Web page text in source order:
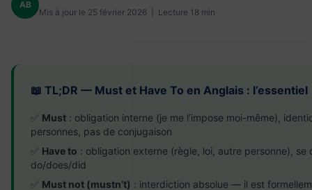
AB
Mis à jour le 25 février 2026 | Lecture 18 min
📖 TL;DR — Must et Have To en Anglais : l’essentiel
✅ Must : obligation interne (je me l’impose moi-même),
personnes, pas de conjugaison
✅ Have to : obligation externe (règle, loi, autre personne), se
do/does/did
✅ Must not (mustn’t) : interdiction absolue — il est